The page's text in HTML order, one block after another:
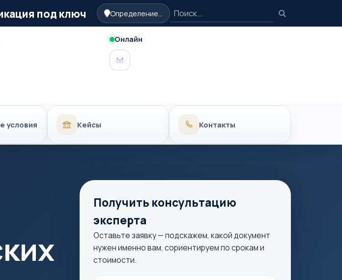
Бейджпод ключ Определение... Поиск
Поиск
Онлайн
MAX
условия Кейсы Контакты
Получить консультацию
эксперта
Оставьте заявку — подскажем, какой документ
нужен именно вам, сориентируем по срокам и
стоимости.